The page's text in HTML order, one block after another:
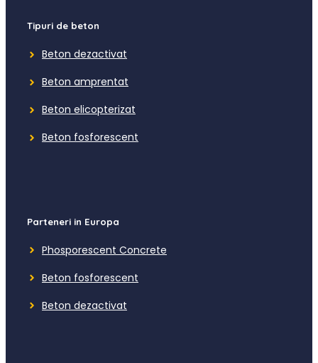
Tipuri de beton
Beton dezactivat
Beton amprentat
Beton elicopterizat
Beton fosforescent
Parteneri in Europa
Phosporescent Concrete
Beton fosforescent
Beton dezactivat